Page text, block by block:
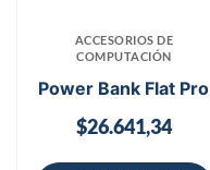
ACCESORIOS DE
COMPUTACIÓN
Power Bank Flat Pro
$26.641,34